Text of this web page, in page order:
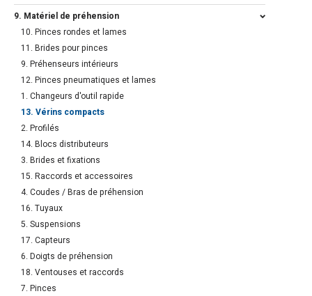
9. Matériel de préhension
10. Pinces rondes et lames
11. Brides pour pinces
9. Préhenseurs intérieurs
12. Pinces pneumatiques et lames
1. Changeurs d'outil rapide
13. Vérins compacts
2. Profilés
14. Blocs distributeurs
3. Brides et fixations
15. Raccords et accessoires
4. Coudes / Bras de préhension
16. Tuyaux
5. Suspensions
17. Capteurs
6. Doigts de préhension
18. Ventouses et raccords
7. Pinces